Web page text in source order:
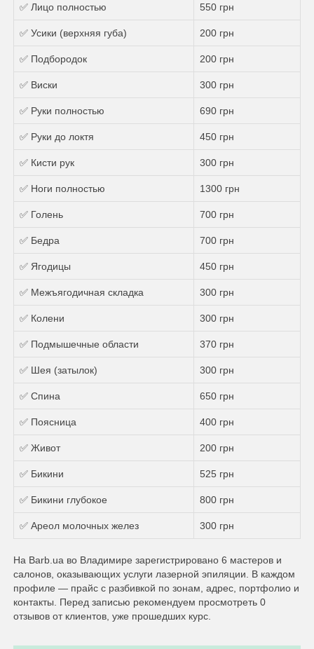
✅ Лицо полностью 550 грн
✅ Усики (верхняя губа) 200 грн
✅ Подбородок 200 грн
✅ Виски 300 грн
✅ Руки полностью 690 грн
✅ Руки до локтя 450 грн
✅ Кисти рук 300 грн
✅ Ноги полностью 1300 грн
✅ Голень 700 грн
✅ Бедра 700 грн
✅ Ягодицы 450 грн
✅ Межъягодичная складка 300 грн
✅ Колени 300 грн
✅ Подмышечные области 370 грн
✅ Шея (затылок) 300 грн
✅ Спина 650 грн
✅ Поясница 400 грн
✅ Живот 200 грн
✅ Бикини 525 грн
✅ Бикини глубокое 800 грн
✅ Ареол молочных желез 300 грн
На Barb.ua во Владимире зарегистрировано 6 мастеров и
салонов, оказывающих услуги лазерной эпиляции. В каждом
профиле — прайс с разбивкой по зонам, адрес, портфолио и
контакты. Перед записью рекомендуем просмотреть 0
отзывов от клиентов, уже прошедших курс.